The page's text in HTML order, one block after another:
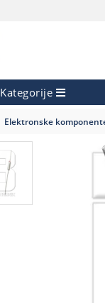
Kategorije
Elektronske